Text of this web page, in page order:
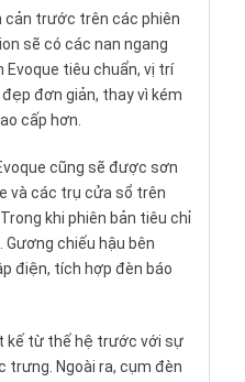
cản trước trên các phiên
sẽ có các nan ngang
Evoque tiêu chuẩn, vị trí
đơn giản, thay vì kém
cấp hơn.
cũng sẽ được sơn
và các trụ cửa sổ trên
khi phiên bản tiêu chỉ
chiếu hậu bên
điện, tích hợp đèn báo
kế từ thế hệ trước với sự
trưng. Ngoài ra, cụm đèn